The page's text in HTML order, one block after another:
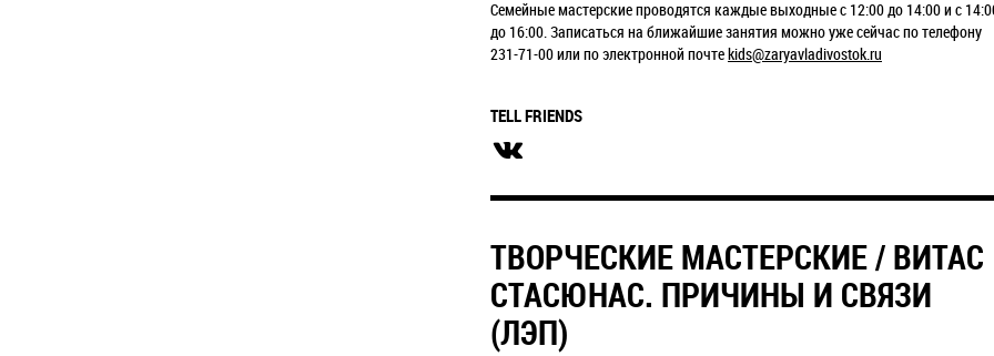
Семейные мастерские проводятся каждые выходные с 12:00 до 14:00 и с
до 16:00. Записаться на ближайшие занятия можно уже сейчас по телефону
231-71-00 или по электронной почтеkids@zaryavladivostok.ru
TELL FRIENDS
ТВОРЧЕСКИЕ МАСТЕРСКИЕ / ВИТАС
СТАСЮНАС. ПРИЧИНЫ И СВЯЗИ
(ЛЭП)